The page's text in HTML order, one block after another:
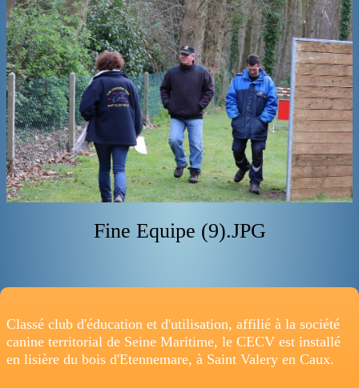
AGENDA
ADRESSE
Fine Equipe (9).JPG
Classé club d'éducation et d'utilisation, affilié à la société
canine territorial de Seine Maritime, le CECV est installé
en lisière du bois d'Etennemare, à Saint Valery en Caux.